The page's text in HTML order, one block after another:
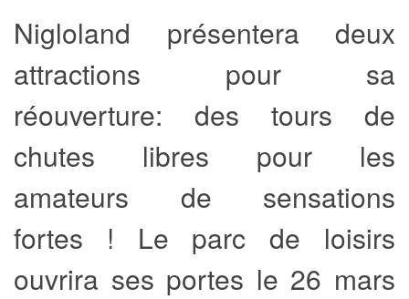
Nigloland présentera deux
attractions pour sa
réouverture: des tours de
chutes libres pour les
amateurs de sensations
fortes ! Le parc de loisirs
ouvrira ses portes le 26 mars